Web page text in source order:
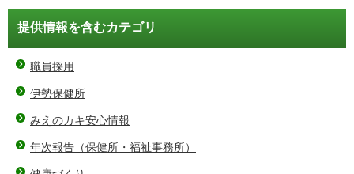
提供情報を含むカテゴリ
職員採用
伊勢保健所
みえのカキ安心情報
年次報告（保健所・福祉事務所）